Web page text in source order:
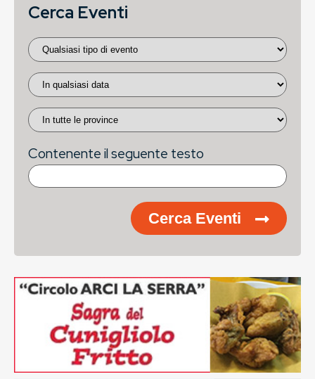
Cerca Eventi
Contenente il seguente testo
Cerca Eventi